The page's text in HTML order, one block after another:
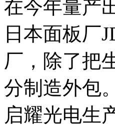
在今年量产
日本面板厂
厂，除了把
分制造外包
启耀光电生